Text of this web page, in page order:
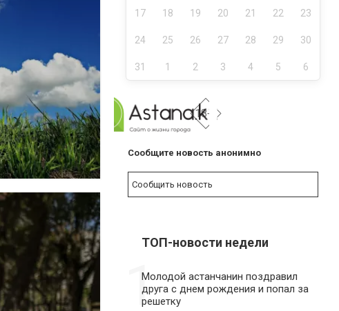
17 18 19 20 21 22 23
24 25 26 27 28 29 30
31 1 2 3 4 5 6
18+
Сообщите новость анонимно
Сообщить новость
ТОП-новости недели
1
Молодой астанчанин поздравил
друга с днем рождения и попал за
решетку